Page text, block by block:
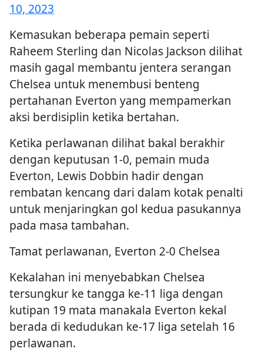
10, 2023
Kemasukan beberapa pemain seperti
Raheem Sterling dan Nicolas Jackson dilihat
masih gagal membantu jentera serangan
Chelsea untuk menembusi benteng
pertahanan Everton yang mempamerkan
aksi berdisiplin ketika bertahan.
Ketika perlawanan dilihat bakal berakhir
dengan keputusan 1-0, pemain muda
Everton, Lewis Dobbin hadir dengan
rembatan kencang dari dalam kotak penalti
untuk menjaringkan gol kedua pasukannya
pada masa tambahan.
Tamat perlawanan, Everton 2-0 Chelsea
Kekalahan ini menyebabkan Chelsea
tersungkur ke tangga ke-11 liga dengan
kutipan 19 mata manakala Everton kekal
berada di kedudukan ke-17 liga setelah 16
perlawanan.